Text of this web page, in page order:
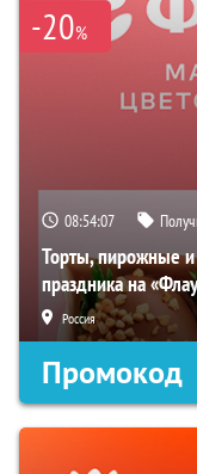
-20%
08:54:06
Торты, пирожные и
праздника на
Россия
Промокод